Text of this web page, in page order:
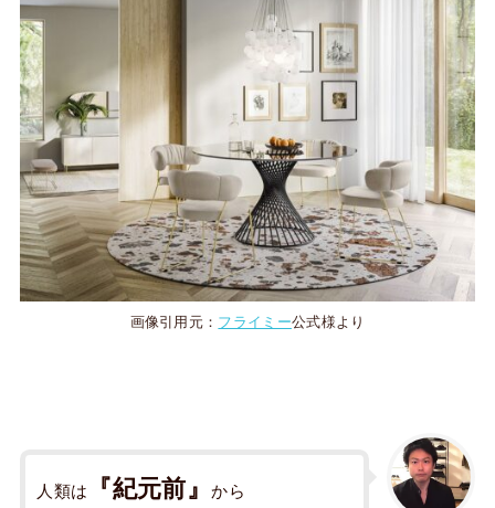
画像引用元： フライミー公式様より
人類は 『紀元前』から